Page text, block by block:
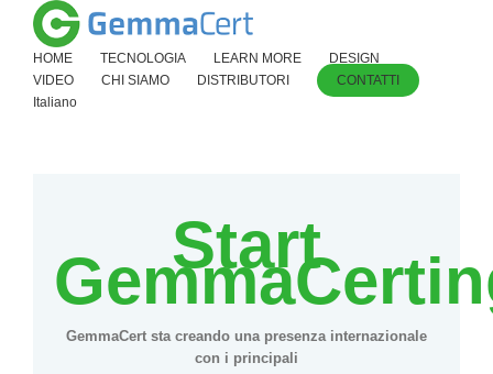
HOME TECNOLOGIA LEARN MORE
DESIGN
VIDEO
CHI SIAMO DISTRIBUTORI
CONTATTI
Italiano
Start
GemmaCert sta creando una presenza internazionale
con i principali